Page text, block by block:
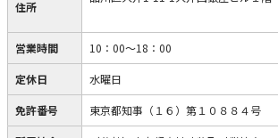
住所
営業時間 10：00～18：00
定休日 水曜日
免許番号 東京都知事（１６）第１０８８４号